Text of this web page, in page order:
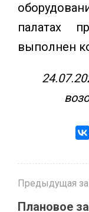
палатах
выполнен
Предыдущая
Плановое